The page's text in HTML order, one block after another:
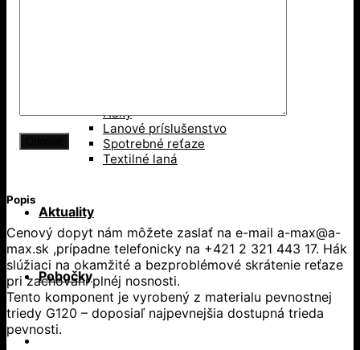
Háky
Lanové príslušenstvo
Spotrebné reťaze
Textilné laná
Aktuality
Pobočky
Popis
Cenový dopyt nám môžete zaslať na e-mail a-max@a-
max.sk ,prípadne telefonicky na +421 2 321 443 17. Hák
slúžiaci na okamžité a bezproblémové skrátenie reťaze
pri zachovaní plnéj nosnosti.
Tento komponent je vyrobený z materialu pevnostnej
triedy G120 – doposiaľ najpevnejšia dostupná trieda
pevnosti.